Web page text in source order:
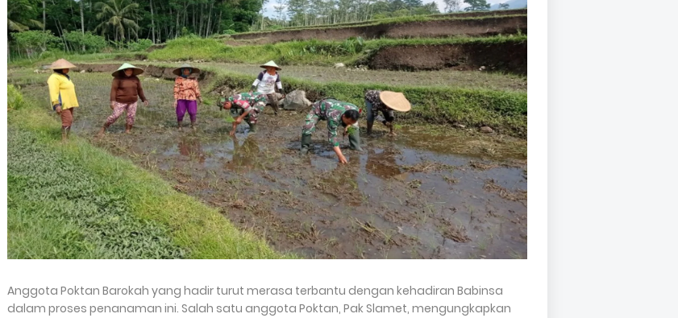
Anggota Poktan Barokah yang hadir turut merasa terbantu dengan kehadiran Babinsa
dalam proses penanaman ini. Salah satu anggota Poktan, Pak Slamet, mengungkapkan